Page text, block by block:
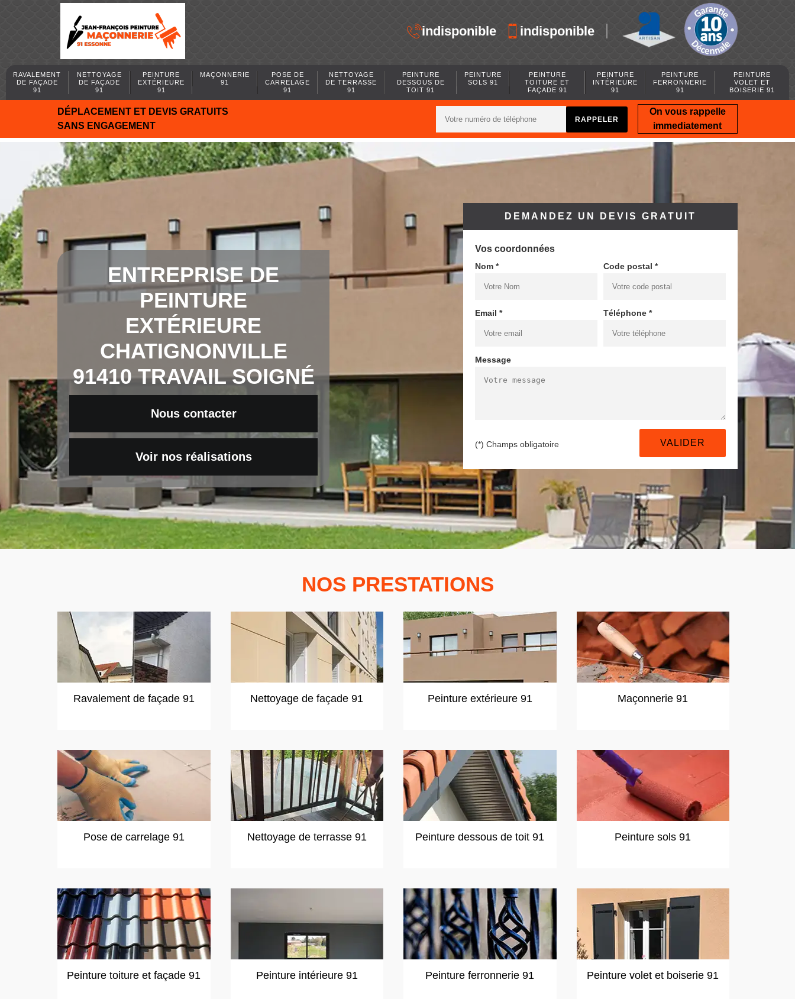
indisponible indisponible
RAVALEMENT
DE FAÇADE
91
NETTOYAGE
DE FAÇADE
91
PEINTURE
EXTÉRIEURE
91
MAÇONNERIE
91
POSE DE
CARRELAGE
91
NETTOYAGE
DE TERRASSE
91
PEINTURE
DESSOUS DE
TOIT 91
PEINTURE
SOLS 91
PEINTURE
TOITURE ET
FAÇADE 91
PEINTURE
INTÉRIEURE
91
PEINTURE
FERRONNERIE
91
PEINTURE
VOLET ET
BOISERIE 91
DÉPLACEMENT ET DEVIS GRATUITS
SANS ENGAGEMENT
On vous rappelle
immediatement
ENTREPRISE DE
PEINTURE
EXTÉRIEURE
CHATIGNONVILLE
91410 TRAVAIL SOIGNÉ
Nous contacter
Voir nos réalisations
DEMANDEZ UN DEVIS GRATUIT
Vos coordonnées
Nom * Code postal *
Email * Téléphone *
Message
(*) Champs obligatoire
NOS PRESTATIONS
Ravalement de façade 91 Nettoyage de façade 91 Peinture extérieure 91 Maçonnerie 91
Pose de carrelage 91 Nettoyage de terrasse 91 Peinture dessous de toit 91 Peinture sols 91
Peinture toiture et façade 91 Peinture intérieure 91 Peinture ferronnerie 91 Peinture volet et boiserie 91